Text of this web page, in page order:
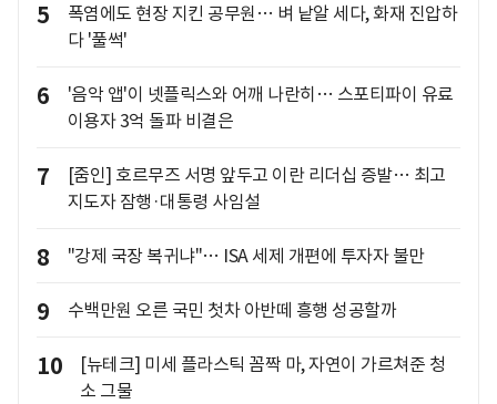
5
폭염에도 현장 지킨 공무원… 벼 낱알 세다, 화재 진압하
다 '풀썩'
6
'음악 앱'이 넷플릭스와 어깨 나란히… 스포티파이 유료
이용자 3억 돌파 비결은
7
[줌인] 호르무즈 서명 앞두고 이란 리더십 증발… 최고
지도자 잠행·대통령 사임설
8 "강제 국장 복귀냐"… ISA 세제 개편에 투자자 불만
9 수백만원 오른 국민 첫차 아반떼 흥행 성공할까
10
[뉴테크] 미세 플라스틱 꼼짝 마, 자연이 가르쳐준 청
소 그물